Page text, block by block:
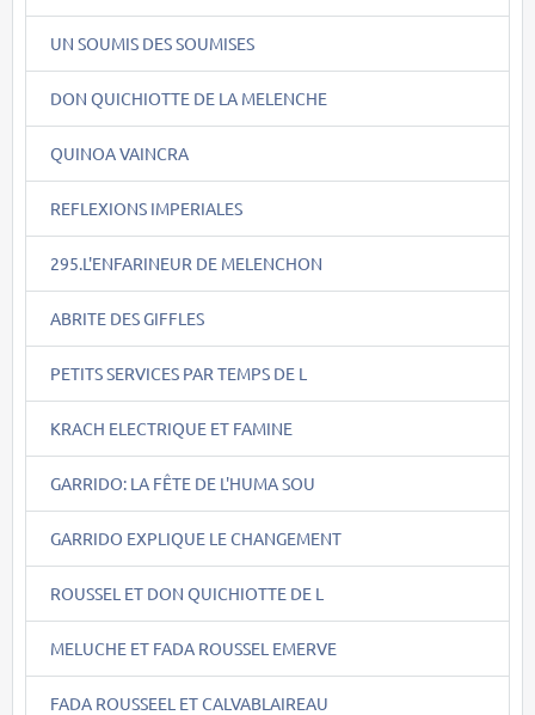
UN SOUMIS DES SOUMISES
DON QUICHIOTTE DE LA MELENCHE
QUINOA VAINCRA
REFLEXIONS IMPERIALES
295.L'ENFARINEUR DE MELENCHON
ABRITE DES GIFFLES
PETITS SERVICES PAR TEMPS DE L
KRACH ELECTRIQUE ET FAMINE
GARRIDO: LA FÊTE DE L'HUMA SOU
GARRIDO EXPLIQUE LE CHANGEMENT
ROUSSEL ET DON QUICHIOTTE DE L
MELUCHE ET FADA ROUSSEL EMERVE
FADA ROUSSEEL ET CALVABLAIREAU